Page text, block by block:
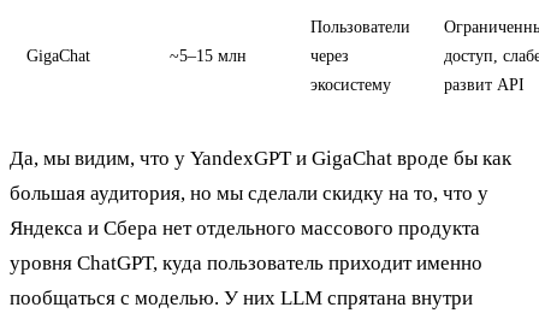
GigaChat ~5–15 млн
Пользователи
через
экосистему
доступ,
развит API
Да, мы видим, что у YandexGPT и GigaChat вроде бы как
большая аудитория, но мы сделали скидку на то, что у
Яндекса и Сбера нет отдельного массового продукта
уровня ChatGPT, куда пользователь приходит именно
пообщаться с моделью. У них LLM спрятана внутри